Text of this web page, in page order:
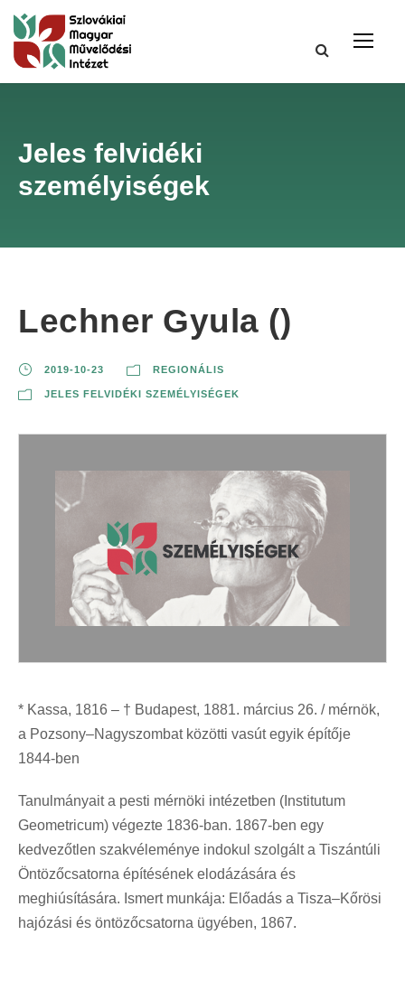
Jeles felvidéki
személyiségek
Lechner Gyula ()
2019-10-23 REGIONÁLIS
JELES FELVIDÉKI SZEMÉLYISÉGEK
* Kassa, 1816 – † Budapest, 1881. március 26. / mérnök,
a Pozsony–Nagyszombat közötti vasút egyik építője
1844-ben
Tanulmányait a pesti mérnöki intézetben (Institutum
Geometricum) végezte 1836-ban. 1867-ben egy
kedvezőtlen szakvéleménye indokul szolgált a Tiszántúli
Öntözőcsatorna építésének elodázására és
meghiúsítására. Ismert munkája: Előadás a Tisza–Kőrösi
hajózási és öntözőcsatorna ügyében, 1867.